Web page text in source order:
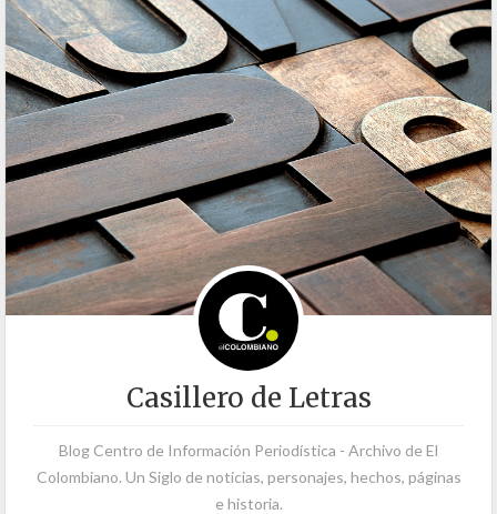
Casillero de Letras
Blog Centro de Información Periodística - Archivo de El
Colombiano. Un Siglo de noticias, personajes, hechos, páginas
e historia.